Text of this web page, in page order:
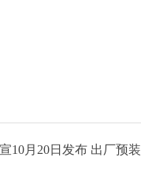
10月20日发布 出厂预装